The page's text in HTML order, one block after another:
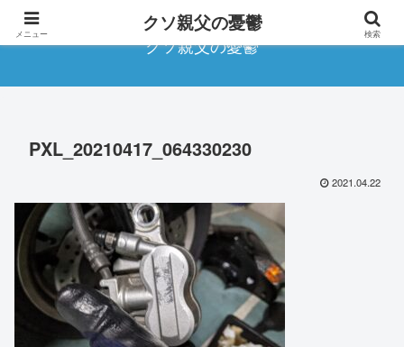
クソ親父の憂鬱
PXL_20210417_064330230
2021.04.22
メニュー クソ親父の憂鬱 検索